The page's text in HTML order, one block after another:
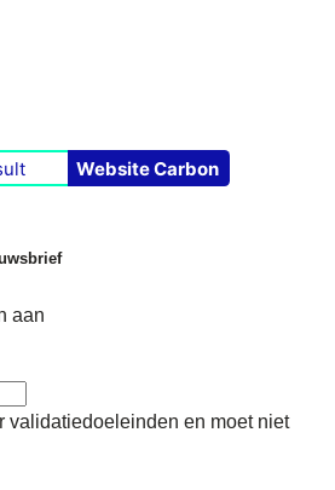
Website Carbon
aan
validatiedoeleinden en moet niet